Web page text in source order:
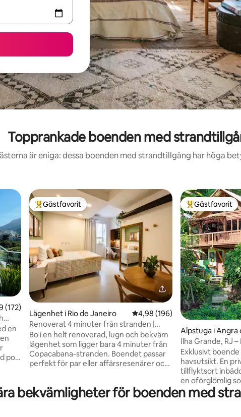
Topprankade boenden med
är eniga: dessa boenden med strandtillgång har höga
5 i genomsnittligt betyg, 172 omdömen
(172)
en
pool
en
till
Populär gästfavorit
Gästfavorit
Lägenhet i Rio de Janeiro 4,98 av 5 i genomsnittligt
4,98 (196)
Renoverat 4 minuter från stranden |
Snabbt Wi-Fi och komfort
Bo i en helt renoverad, lugn och bekväm
lägenhet som ligger bara 4 minuter från
Copacabana-stranden. Boendet passar
perfekt för par eller affärsresenärer och
incheckning via elektroniskt lås. Allt detta
i en av de bästa regionerna i
Populär
Gästfavorit
Alpstuga i Angra
Ilha Grande, RJ
havet!
Exklusivt
havsutsikt. En
tillflyktsort
en oförglömlig
kristallklart
bakgrund.
bekvämligheter för boenden med